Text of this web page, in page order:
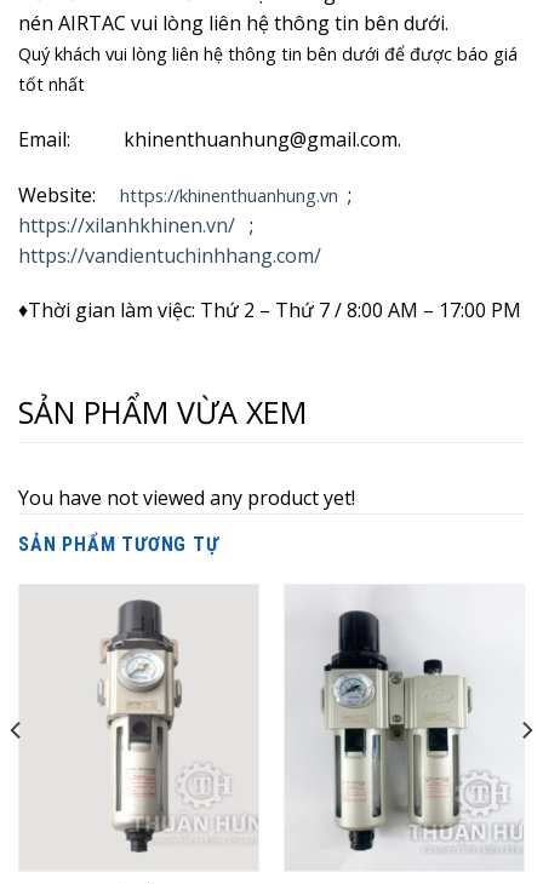
nén AIRTAC vui lòng liên hệ thông tin bên dưới.
Quý khách vui lòng liên hệ thông tin bên dưới để được báo giá
tốt nhất
Email: khinenthuanhung@gmail.com.
Website: https://khinenthuanhung.vn ;
https://xilanhkhinen.vn/ ;
https://vandientuchinhhang.com/
♦Thời gian làm việc: Thứ 2 – Thứ 7 / 8:00 AM – 17:00 PM
SẢN PHẨM VỪA XEM
You have not viewed any product yet!
SẢN PHẨM TƯƠNG TỰ